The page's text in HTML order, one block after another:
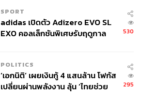
SPORT
adidas เปิดตัว Adizero EVO SL
EXO คอลเล็กชันพิเศษรับฤดูกาล
530
POLITICS
‘เอกนิติ’ เผยเงินกู้ 4 แสนล้าน โฟกัส
เปลี่ยนผ่านพลังงาน ลุ้น ‘ไทยช่วย
295